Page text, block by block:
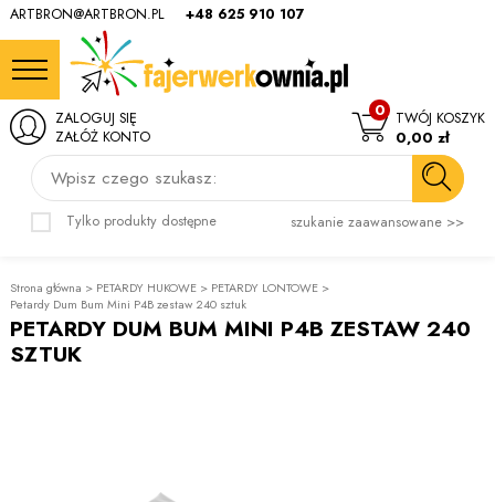
ARTBRON@ARTBRON.PL +48 625 910 107
Wpisz czego szukasz:
Tylko produkty dostępne szukanie zaawansowane >>
ZALOGUJ SIĘ
ZAŁÓŻ KONTO
TWÓJ KOSZYK
0
0,00 zł
Strona główna > PETARDY HUKOWE > PETARDY LONTOWE >
Petardy Dum Bum Mini P4B zestaw 240 sztuk
PETARDY DUM BUM MINI P4B ZESTAW 240
SZTUK